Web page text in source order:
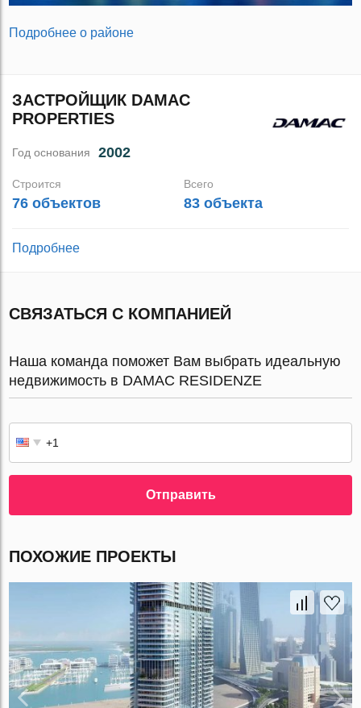
Подробнее о районе
ЗАСТРОЙЩИК DAMAC
PROPERTIES
Год основания 2002
Строится
76 объектов
Всего
83 объекта
Подробнее
СВЯЗАТЬСЯ С КОМПАНИЕЙ
Наша команда поможет Вам выбрать идеальную
недвижимость в DAMAC RESIDENZE
Отправить
ПОХОЖИЕ ПРОЕКТЫ